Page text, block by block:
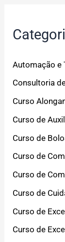
Automação e
Consultoria
Curso
Curso de
Curso de
Curso de
Curso de
Curso de
Curso de
Curso de